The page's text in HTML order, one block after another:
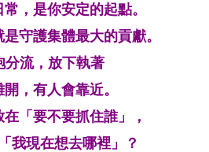
，是你安定的起點。
守護集體最大的貢獻。
分流，放下執著
，有人會靠近。
「要不要抓住誰」，
我現在想去哪裡」？